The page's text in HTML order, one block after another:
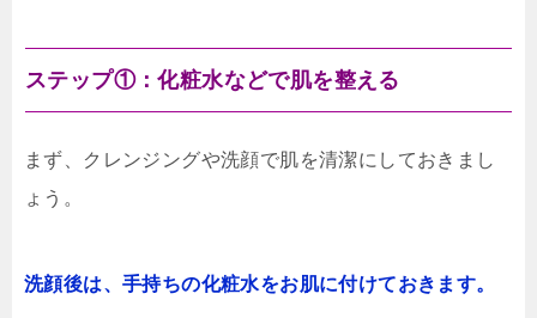
ステップ①：化粧水などで肌を整える
まず、クレンジングや洗顔で肌を清潔にしておきまし
ょう。
洗顔後は、手持ちの化粧水をお肌に付けておきます。